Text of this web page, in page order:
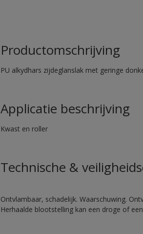
Productomschrijving
PU alkydhars zijdeglanslak met geringe
Applicatie beschrijving
Kwast en roller
Technische &
Ontvlambaar, schadelijk. Waarschuwing.
Herhaalde blootstelling kan een droge of